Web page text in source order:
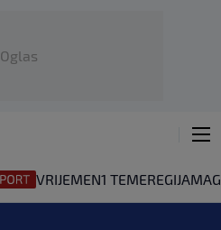
Oglas
VRIJEMEN1 TEMEREGIJA